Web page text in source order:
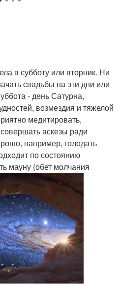
в субботу или вторник. Ни
свадьбы на эти дни или
- день Сатурна,
возмездия и тяжелой
медитировать,
аскезы ради
например, голодать
по состоянию
мауну (обет молчания